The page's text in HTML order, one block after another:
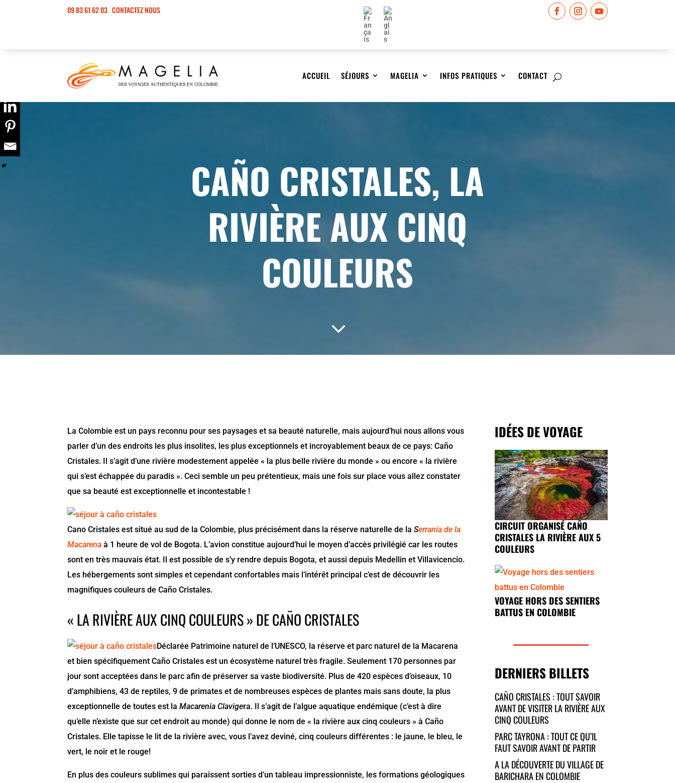
09 83 61 62 03 CONTACTEZ NOUS
ACCUEIL SÉJOURS MAGELIA INFOS PRATIQUES CONTACT
CAÑO CRISTALES, LA
RIVIÈRE AUX CINQ
COULEURS
3
La Colombie est un pays reconnu pour ses paysages et sa beauté naturelle, mais aujourd’hui nous allons vous
parler d’un des endroits les plus insolites, les plus exceptionnels et incroyablement beaux de ce pays: Caño
Cristales. Il s’agit d’une rivière modestement appelée « la plus belle rivière du monde » ou encore « la rivière
qui s’est échappée du paradis ». Ceci semble un peu prétentieux, mais une fois sur place vous allez constater
que sa beauté est exceptionnelle et incontestable !
Cano Cristales est situé au sud de la Colombie, plus précisément dans la réserve naturelle de la Serranía de la
Macarena à 1 heure de vol de Bogota. L’avion constitue aujourd’hui le moyen d’accès privilégié car les routes
sont en très mauvais état. Il est possible de s’y rendre depuis Bogota, et aussi depuis Medellin et Villavicencio.
Les hébergements sont simples et cependant confortables mais l’intérêt principal c’est de découvrir les
magnifiques couleurs de Caño Cristales.
« LA RIVIÈRE AUX CINQ COULEURS » DE CAÑO CRISTALES
Déclarée Patrimoine naturel de l’UNESCO, la réserve et parc naturel de la Macarena
et bien spécifiquement Caño Cristales est un écosystème naturel très fragile. Seulement 170 personnes par
jour sont acceptées dans le parc afin de préserver sa vaste biodiversité. Plus de 420 espèces d’oiseaux, 10
d’amphibiens, 43 de reptiles, 9 de primates et de nombreuses espèces de plantes mais sans doute, la plus
exceptionnelle de toutes est laMacarenia Clavigera. Il s’agit de l’algue aquatique endémique (c’est à dire
qu’elle n’existe que sur cet endroit au monde) qui donne le nom de « la rivière aux cinq couleurs » à Caño
Cristales. Elle tapisse le lit de la rivière avec, vous l’avez deviné, cinq couleurs différentes : le jaune, le bleu, le
vert, le noir et le rouge!
En plus des couleurs sublimes qui paraissent sorties d’un tableau impressionniste, les formations géologiques
IDÉES DE VOYAGE
CIRCUIT ORGANISÉ CAÑO
CRISTALES LA RIVIÈRE AUX 5
COULEURS
VOYAGE HORS DES SENTIERS
BATTUS EN COLOMBIE
DERNIERS BILLETS
CAÑO CRISTALES : TOUT SAVOIR
AVANT DE VISITER LA RIVIÈRE AUX
CINQ COULEURS
PARC TAYRONA : TOUT CE QU’IL
FAUT SAVOIR AVANT DE PARTIR
A LA DÉCOUVERTE DU VILLAGE DE
BARICHARA EN COLOMBIE